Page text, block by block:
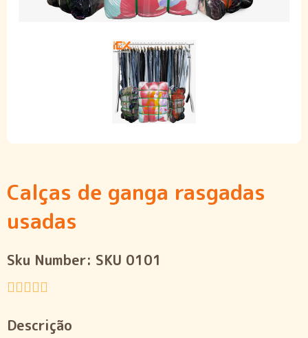
Calças de ganga rasgadas
usadas
Sku Number: SKU 0101
Descrição